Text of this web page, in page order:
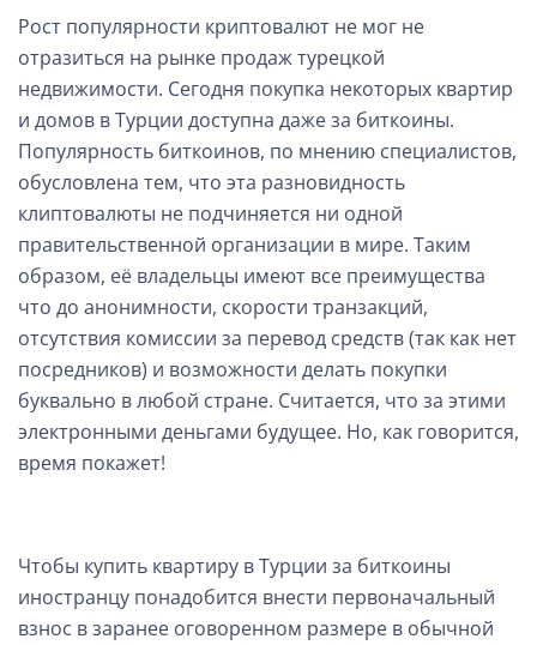
Рост популярности криптовалют не мог не
отразиться на рынке продаж турецкой
недвижимости. Сегодня покупка некоторых квартир
и домов в Турции доступна даже за биткоины.
Популярность биткоинов, по мнению специалистов,
обусловлена тем, что эта разновидность
клиптовалюты не подчиняется ни одной
правительственной организации в мире. Таким
образом, её владельцы имеют все преимущества
что до анонимности, скорости транзакций,
отсутствия комиссии за перевод средств (так как нет
посредников) и возможности делать покупки
буквально в любой стране. Считается, что за этими
электронными деньгами будущее. Но, как говорится,
время покажет!
Чтобы купить квартиру в Турции за биткоины
иностранцу понадобится внести первоначальный
взнос в заранее оговоренном размере в обычной